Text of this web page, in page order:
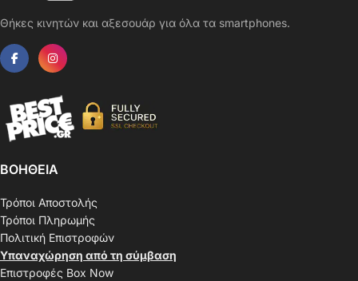
Θήκες κινητών και αξεσουάρ για όλα τα smartphones.
ΒΟΗΘΕΙΑ
Τρόποι Αποστολής
Τρόποι Πληρωμής
Πολιτική Επιστροφών
Υπαναχώρηση από τη σύμβαση
Επιστροφές Box Now